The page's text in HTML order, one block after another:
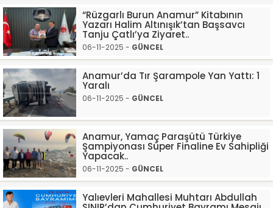
“Rüzgarlı Burun Anamur” Kitabının
Yazarı Halim Altınışık’tan Başsavcı
Tanju Çatlı’ya Ziyaret..
06-11-2025 - GÜNCEL
Anamur’da Tır Şarampole Yan Yattı: 1
Yaralı
06-11-2025 - GÜNCEL
Anamur, Yamaç Paraşütü Türkiye
Şampiyonası Süper Finaline Ev Sahipliği
Yapacak..
06-11-2025 - GÜNCEL
Yalıevleri Mahallesi Muhtarı Abdullah